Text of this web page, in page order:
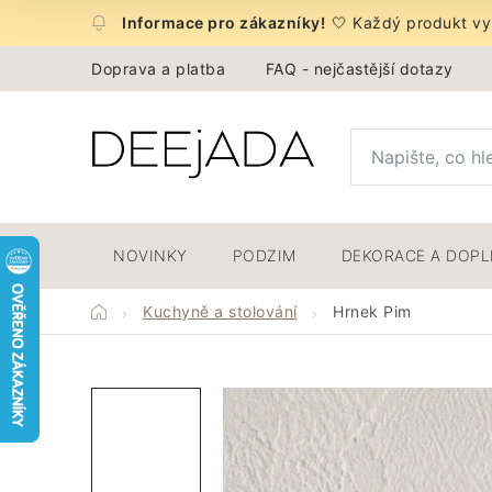
🤍 Každý produkt
Doprava a platba FAQ - nejčastější dotazy
NOVINKY PODZIM DEKORACE A
DomůKuchyně a stolování Hrnek Pim